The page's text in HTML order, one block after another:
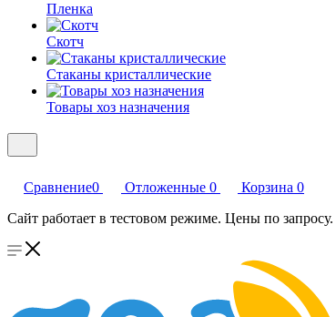
Пленка
Скотч
Стаканы кристаллические
Товары хоз назначения
Сравнение0 Отложенные 0 Корзина 0
Сайт работает в тестовом режиме. Цены по запросу.